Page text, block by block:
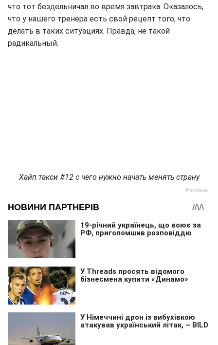
что тот бездельничал во время завтрака. Оказалось,
что у нашего тренера есть свой рецепт того, что
делать в таких ситуациях. Правда, не такой
радикальный.
Хайп такси #12 с чего нужно начать менять страну